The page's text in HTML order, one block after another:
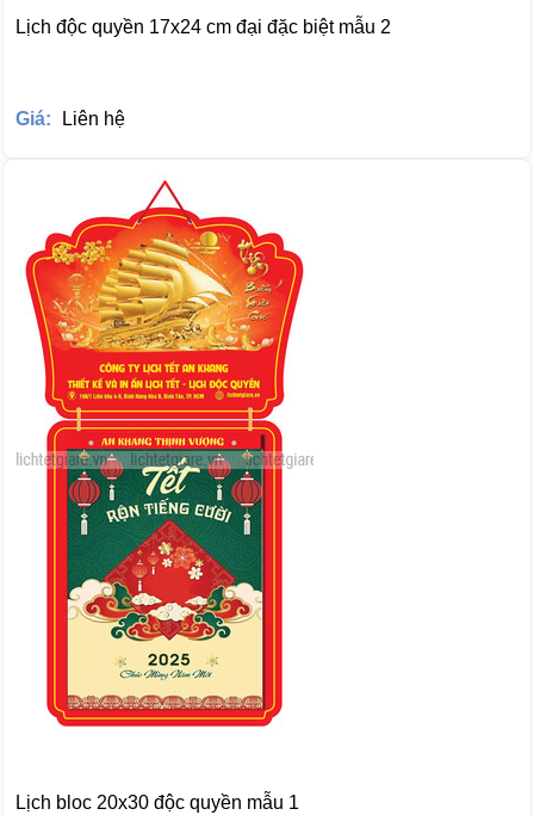
Lịch độc quyền 17x24 cm đại đặc biệt mẫu 2
Giá: Liên hệ
Lịch bloc 20x30 độc quyền mẫu 1